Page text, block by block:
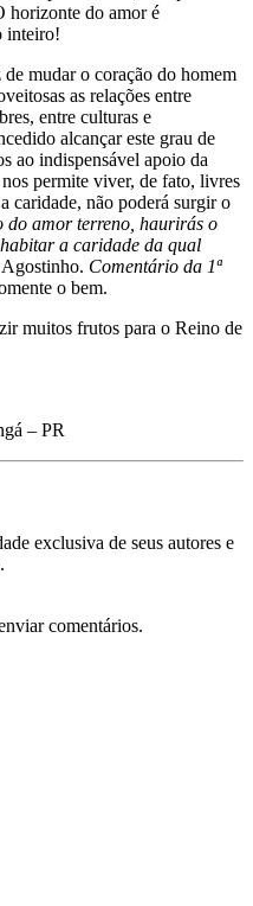
horizonte do amor é
inteiro!
mudar o coração do homem
as relações entre
entre culturas e
alcançar este grau de
ao indispensável apoio da
permite viver, de fato, livres
caridade, não poderá surgir o
do amor terreno, haurirás o
a caridade da qual
Comentário da 1ª
o bem.
muitos frutos para o Reino de
– PR
exclusiva de seus autores e
comentários.